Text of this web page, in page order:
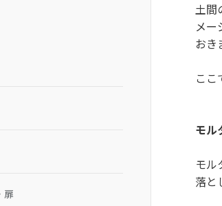
土間
メー
おき
ここ
モル
モル
落と
扉